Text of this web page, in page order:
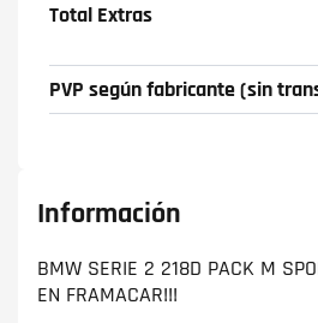
Total Extras
PVP según fabricante (sin
Información
BMW SERIE 2 218D PACK M
EN FRAMACAR!!!